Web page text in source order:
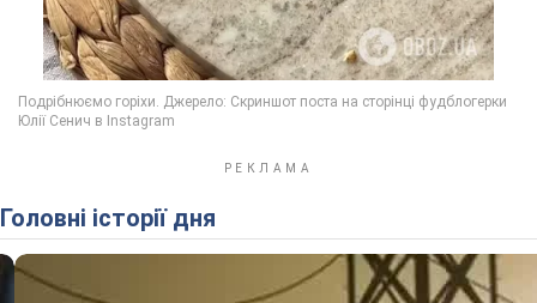
Головні історії дня